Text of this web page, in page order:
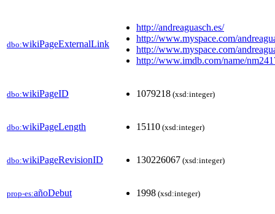
dbo:wikiPageExternalLink
http://andreaguasch.es/
http://www.myspace.com/
http://www.myspace.com/
http://www.imdb.com/name/
dbo:wikiPageID 1079218 (xsd:integer)
dbo:wikiPageLength 15110 (xsd:integer)
dbo:wikiPageRevisionID 130226067 (xsd:integer)
prop-es:añoDebut 1998 (xsd:integer)